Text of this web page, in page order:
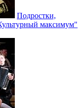
Подростки,
максимум"